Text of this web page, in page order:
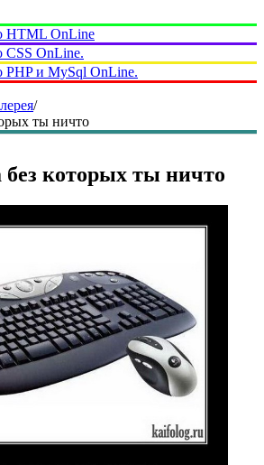
HTML OnLine
CSS OnLine.
PHP и MySql OnLine.
/
ты ничто
без которых ты ничто